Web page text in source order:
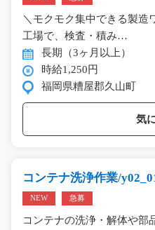
＼モクモク集中できる製造
工場で、検査・積み…
長期（3ヶ月以上）
時給1,250円
福岡県糟屋郡久山町
気
コンテナ洗浄作業/
NEW 急募
コンテナの洗浄・解体や部